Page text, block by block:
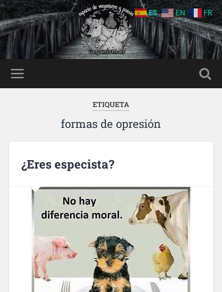
ETIQUETA
formas de opresión
¿Eres especista?
ES EN FR